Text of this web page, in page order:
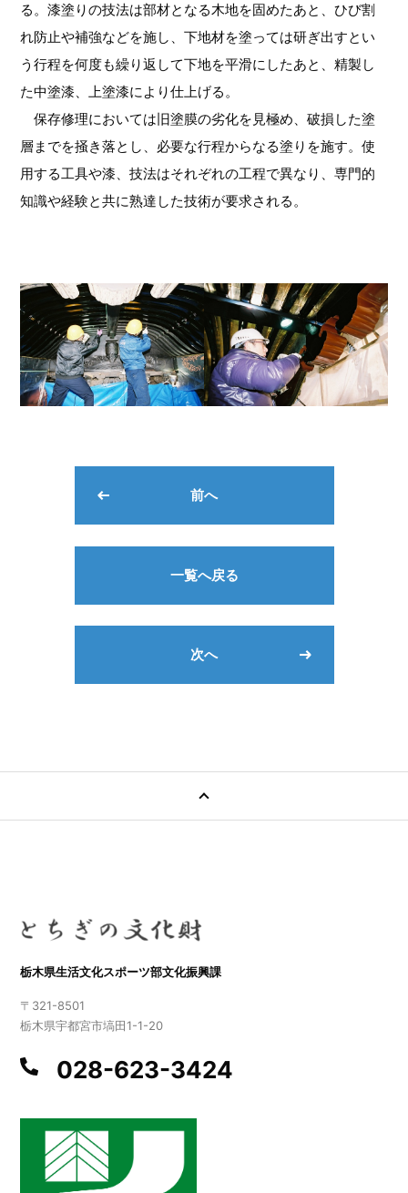
る。漆塗りの技法は部材となる木地を固めたあと、ひび割
れ防止や補強などを施し、下地材を塗っては研ぎ出すとい
う行程を何度も繰り返して下地を平滑にしたあと、精製し
た中塗漆、上塗漆により仕上げる。
保存修理においては旧塗膜の劣化を見極め、破損した塗
層までを掻き落とし、必要な行程からなる塗りを施す。使
用する工具や漆、技法はそれぞれの工程で異なり、専門的
知識や経験と共に熟達した技術が要求される。
前へ
一覧へ戻る
次へ
栃木県生活文化スポーツ部文化振興課
〒321-8501
栃木県宇都宮市塙田1-1-20
028-623-3424